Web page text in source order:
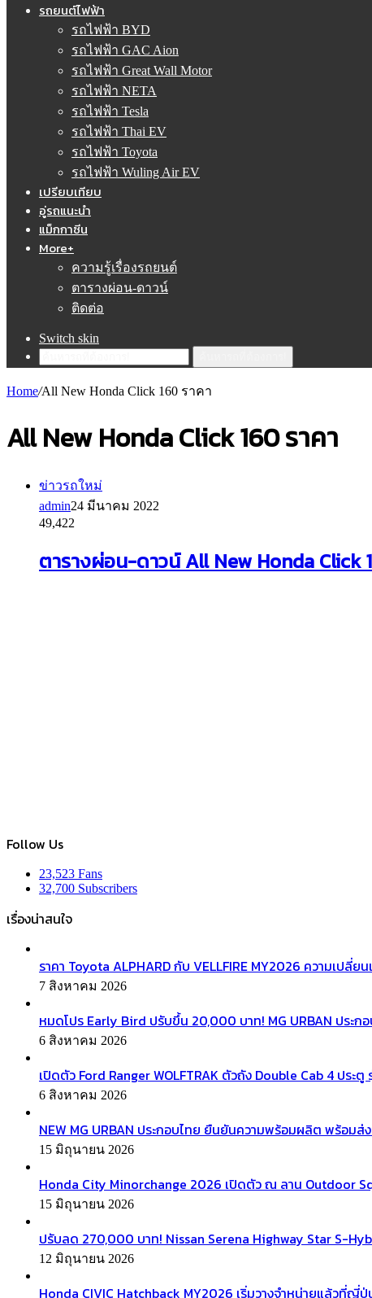
รถยนต์ไฟฟ้า
รถไฟฟ้า BYD
รถไฟฟ้า GAC Aion
รถไฟฟ้า Great Wall Motor
รถไฟฟ้า NETA
รถไฟฟ้า Tesla
รถไฟฟ้า Thai EV
รถไฟฟ้า Toyota
รถไฟฟ้า Wuling Air EV
เปรียบเทียบ
อู่รถแนะนำ
แม็กกาซีน
More+
ความรู้เรื่องรถยนต์
ตารางผ่อน-ดาวน์
ติดต่อ
Switch skin
Home/All New Honda Click 160 ราคา
All New Honda Click 160 ราคา
ข่าวรถใหม่
admin24 มีนาคม 2022
49,422
ตารางผ่อน-ดาวน์ All New Honda
Follow Us
23,523 Fans
32,700 Subscribers
เรื่องน่าสนใจ
ราคา Toyota ALPHARD กับ VELLFIRE MY2026 ความเปลี่ย
7 สิงหาคม 2026
หมดโปร Early Bird ปรับขึ้น 20,000 บาท! MG URBAN ประก
6 สิงหาคม 2026
เปิดตัว Ford Ranger WOLFTRAK ตัวถัง Double Cab 4 ปร
6 สิงหาคม 2026
NEW MG URBAN ประกอบไทย ยืนยันความพร้อมผลิต พร้อม
15 มิถุนายน 2026
Honda City Minorchange 2026 เปิดตัว ณ ลาน Outdoor
15 มิถุนายน 2026
ปรับลด 270,000 บาท! Nissan Serena Highway Star S-
12 มิถุนายน 2026
Honda CIVIC Hatchback MY2026 เริ่มวางจำหน่ายแล้วที่ญี่ปุ่